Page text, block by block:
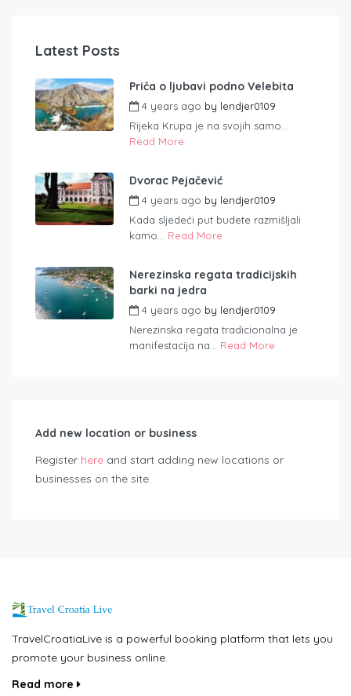
Latest Posts
Priča o ljubavi podno Velebita
4 years ago by lendjer0109
Rijeka Krupa je na svojih samo...
Read More
Dvorac Pejačević
4 years ago by lendjer0109
Kada sljedeći put budete razmišljali
kamo... Read More
Nerezinska regata tradicijskih
barki na jedra
4 years ago by lendjer0109
Nerezinska regata tradicionalna je
manifestacija na... Read More
Add new location or business
Register here and start adding new locations or
businesses on the site.
TravelCroatiaLive is a powerful booking platform that lets you
promote your business online.
Read more